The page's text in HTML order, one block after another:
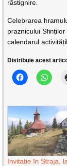
răstignire.
Celebrarea
praznicului
calendarul
Distribuie acest
Invitație în Straja,